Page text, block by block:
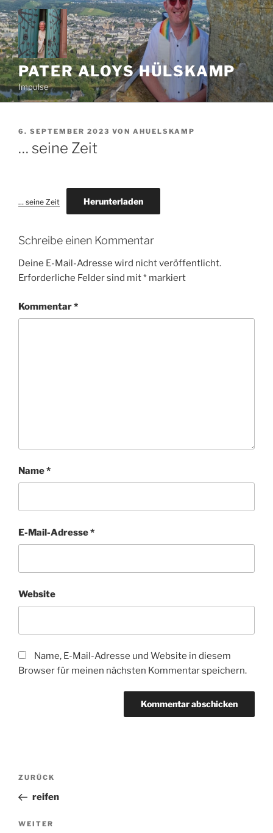
Zum
Inhalt
springen
PATER ALOYS HÜLSKAMP
Impulse
VERÖFFENTLICHT
6. SEPTEMBER 2023 VON AHUELSKAMP
… seine Zeit
… seine Zeit Herunterladen
Schreibe einen Kommentar
Deine E-Mail-Adresse wird nicht veröffentlicht.
Erforderliche Felder sind mit* markiert
Kommentar*
Name*
E-Mail-Adresse*
Website
Name, E-Mail-Adresse und Website in diesem
Browser für meinen nächsten Kommentar speichern.
Beitragsnavigation
Vorheriger
Beitrag
ZURÜCK
reifen
Nächster
WEITER